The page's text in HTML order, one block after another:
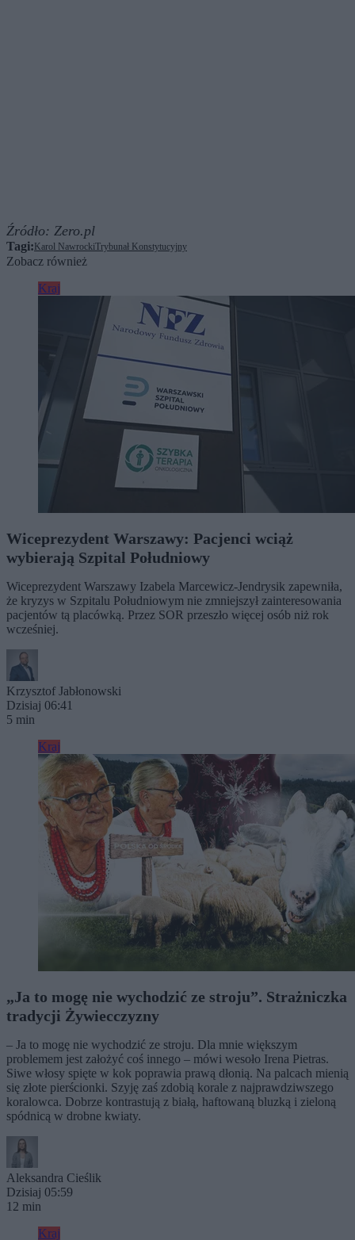
Źródło: Zero.pl
Tagi: Karol NawrockiTrybunał Konstytucyjny
Zobacz również
Kraj
Wiceprezydent Warszawy: Pacjenci wciąż
wybierają Szpital Południowy
Wiceprezydent Warszawy Izabela Marcewicz-Jendrysik zapewniła,
że kryzys w Szpitalu Południowym nie zmniejszył zainteresowania
pacjentów tą placówką. Przez SOR przeszło więcej osób niż rok
wcześniej.
Krzysztof Jabłonowski
Dzisiaj 06:41
5 min
Kraj
„Ja to mogę nie wychodzić ze stroju”. Strażniczka
tradycji Żywiecczyzny
– Ja to mogę nie wychodzić ze stroju. Dla mnie większym
problemem jest założyć coś innego – mówi wesoło Irena Pietras.
Siwe włosy spięte w kok poprawia prawą dłonią. Na palcach mienią
się złote pierścionki. Szyję zaś zdobią korale z najprawdziwszego
koralowca. Dobrze kontrastują z białą, haftowaną bluzką i zieloną
spódnicą w drobne kwiaty.
Aleksandra Cieślik
Dzisiaj 05:59
12 min
Kraj